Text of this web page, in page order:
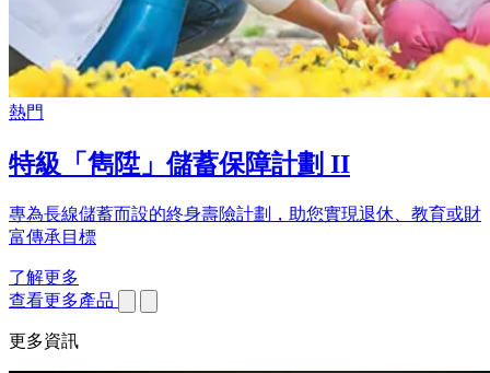
熱門
特級「雋陞」儲蓄保障計劃 II
專為長線儲蓄而設的終身壽險計劃，助您實現退休、教育或財
富傳承目標
了解更多
查看更多產品
更多資訊